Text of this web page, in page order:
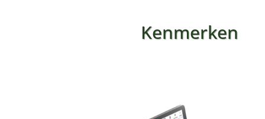
Kenmerken